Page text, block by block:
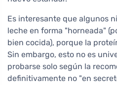
Es interesante que algunos
leche en forma "horneada"
bien cocida), porque la
Sin embargo, esto no es
probarse solo según la
definitivamente no "en